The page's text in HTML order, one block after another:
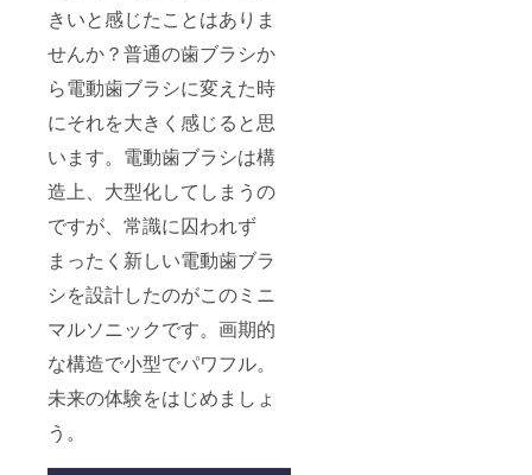
きいと感じたことはありま
せんか？普通の歯ブラシか
ら電動歯ブラシに変えた時
にそれを大きく感じると思
います。電動歯ブラシは構
造上、大型化してしまうの
ですが、常識に囚われず
まったく新しい電動歯ブラ
シを設計したのがこのミニ
マルソニックです。画期的
な構造で小型でパワフル。
未来の体験をはじめましょ
う。